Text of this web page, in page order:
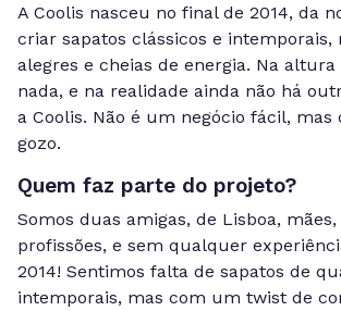
A Coolis nasceu no final de 2014, da
criar sapatos clássicos e intemporais,
alegres e cheias de energia. Na altura
nada, e na realidade ainda não há
a Coolis. Não é um negócio fácil,
gozo.
Quem faz parte do projeto?
Somos duas amigas, de Lisboa,
profissões, e sem qualquer
2014! Sentimos falta de sapatos de
intemporais, mas com um twist de